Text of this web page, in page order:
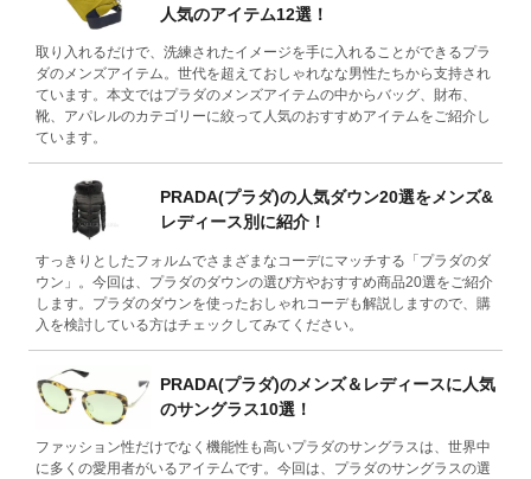
人気のアイテム12選！
取り入れるだけで、洗練されたイメージを手に入れることができるプラ
ダのメンズアイテム。世代を超えておしゃれなな男性たちから支持され
ています。本文ではプラダのメンズアイテムの中からバッグ、財布、
靴、アパレルのカテゴリーに絞って人気のおすすめアイテムをご紹介し
ています。
PRADA(プラダ)の人気ダウン20選をメンズ&
レディース別に紹介！
すっきりとしたフォルムでさまざまなコーデにマッチする「プラダのダ
ウン」。今回は、プラダのダウンの選び方やおすすめ商品20選をご紹介
します。プラダのダウンを使ったおしゃれコーデも解説しますので、購
入を検討している方はチェックしてみてください。
PRADA(プラダ)のメンズ＆レディースに人気
のサングラス10選！
ファッション性だけでなく機能性も高いプラダのサングラスは、世界中
に多くの愛用者がいるアイテ厶です。今回は、プラダのサングラスの選